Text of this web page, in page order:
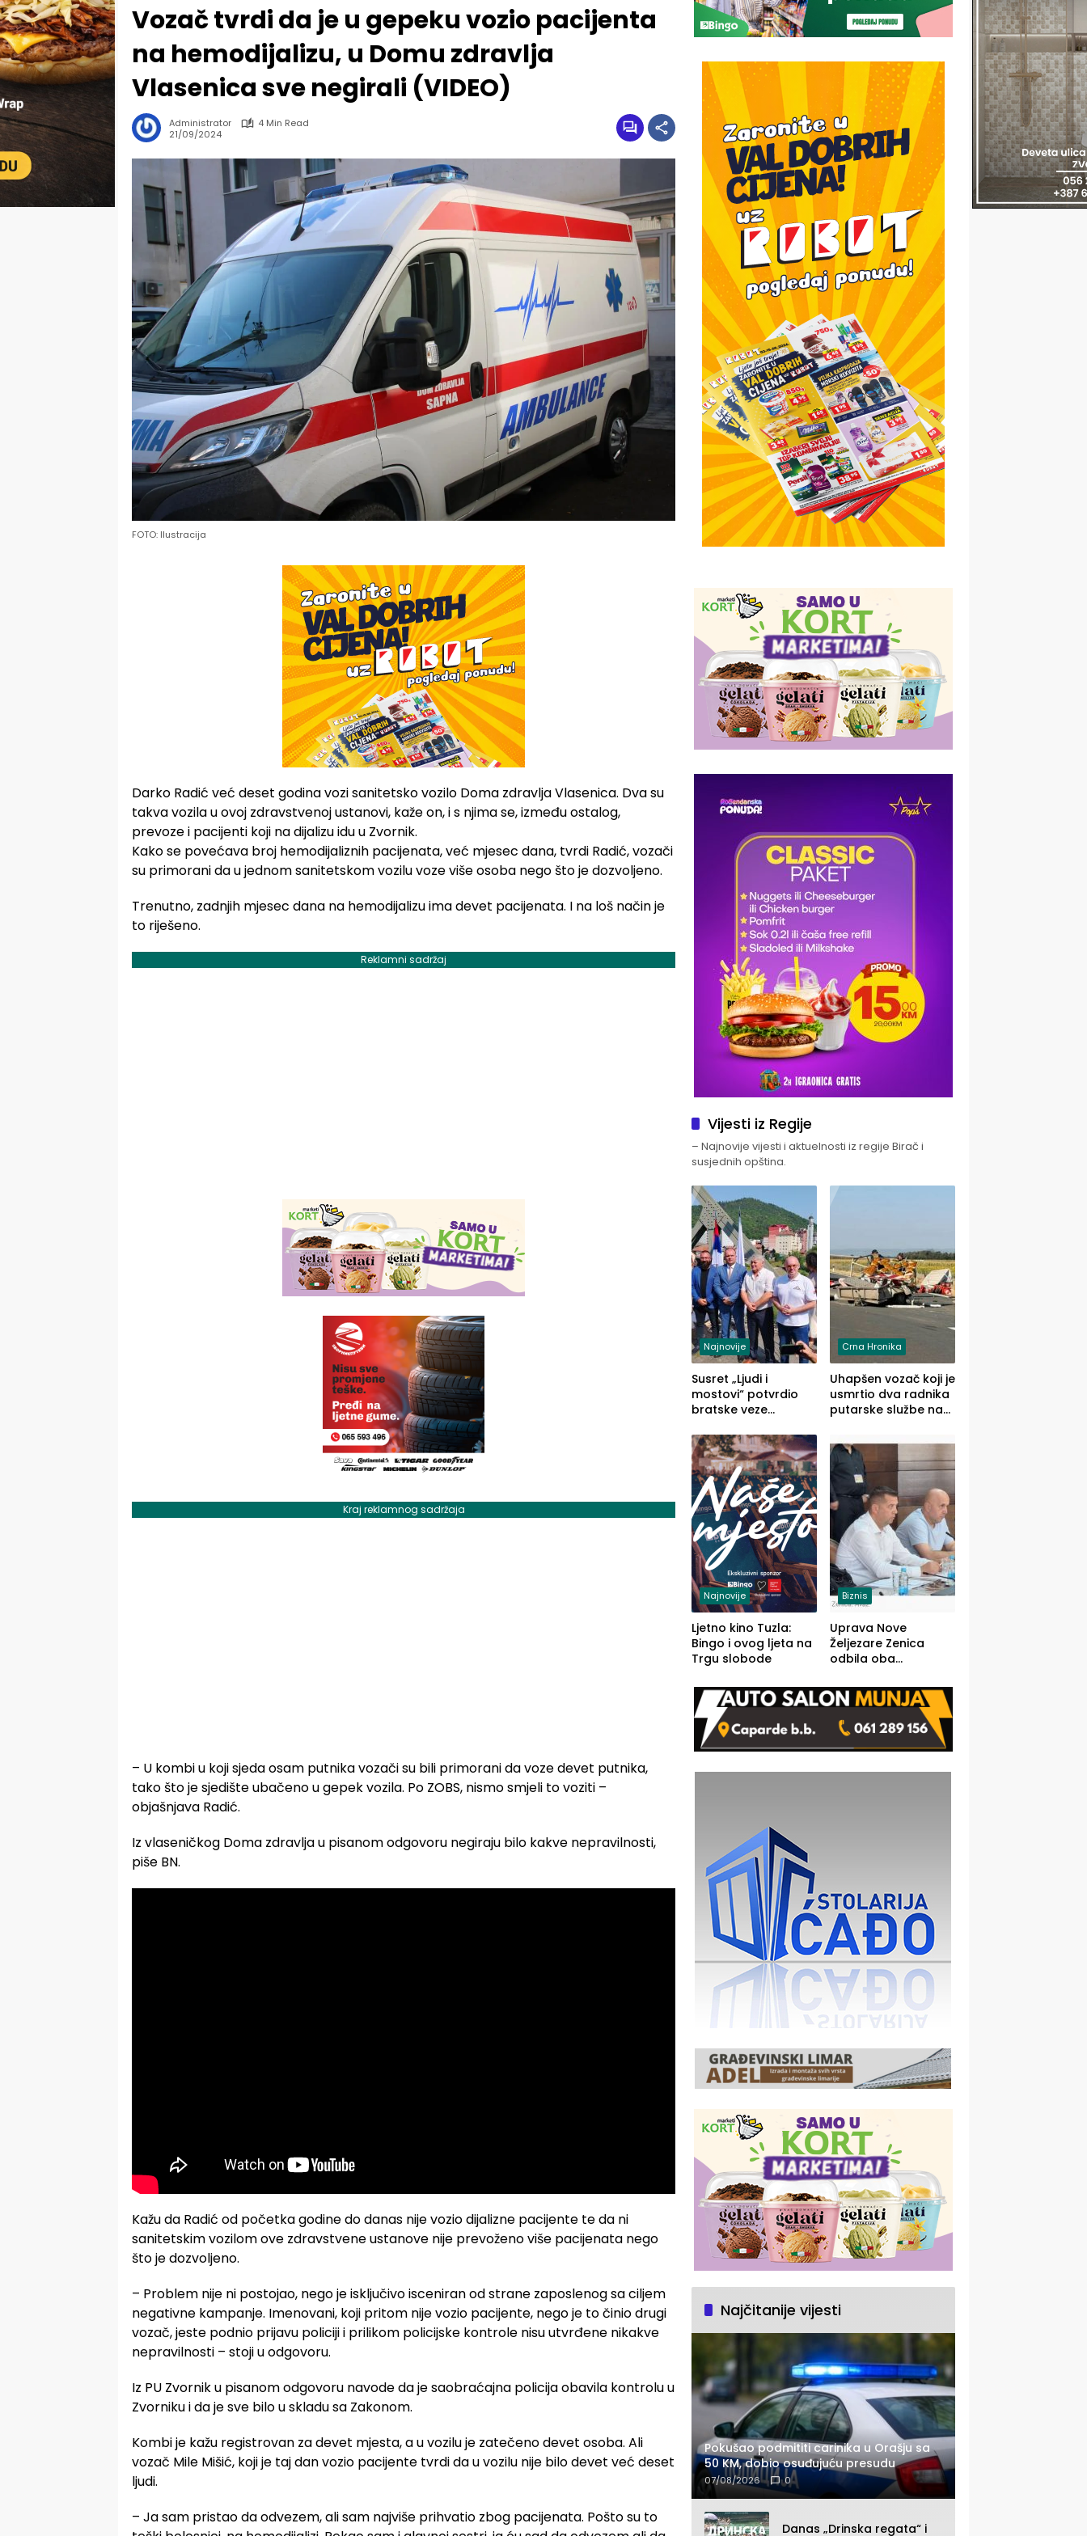
Vozač tvrdi da je u gepeku vozio pacijenta
na hemodijalizu, u Domu zdravlja
Vlasenica sve negirali (VIDEO)
Administrator
4 Min Read
21/09/2024
FOTO: Ilustracija
Darko Radić već deset godina vozi sanitetsko vozilo Doma zdravlja Vlasenica. Dva su
takva vozila u ovoj zdravstvenoj ustanovi, kaže on, i s njima se, između ostalog,
prevoze i pacijenti koji na dijalizu idu u Zvornik.
Kako se povećava broj hemodijaliznih pacijenata, već mjesec dana, tvrdi Radić, vozači
su primorani da u jednom sanitetskom vozilu voze više osoba nego što je dozvoljeno.
Trenutno, zadnjih mjesec dana na hemodijalizu ima devet pacijenata. I na loš način je
to riješeno.
Reklamni sadržaj
Kraj reklamnog sadržaja
– U kombi u koji sjeda osam putnika vozači su bili primorani da voze devet putnika,
tako što je sjedište ubačeno u gepek vozila. Po ZOBS, nismo smjeli to voziti –
objašnjava Radić.
Iz vlaseničkog Doma zdravlja u pisanom odgovoru negiraju bilo kakve nepravilnosti,
piše BN.
Kažu da Radić od početka godine do danas nije vozio dijalizne pacijente te da ni
sanitetskim vozilom ove zdravstvene ustanove nije prevoženo više pacijenata nego
što je dozvoljeno.
– Problem nije ni postojao, nego je isključivo isceniran od strane zaposlenog sa ciljem
negativne kampanje. Imenovani, koji pritom nije vozio pacijente, nego je to činio drugi
vozač, jeste podnio prijavu policiji i prilikom policijske kontrole nisu utvrđene nikakve
nepravilnosti – stoji u odgovoru.
Iz PU Zvornik u pisanom odgovoru navode da je saobraćajna policija obavila kontrolu u
Zvorniku i da je sve bilo u skladu sa Zakonom.
Kombi je kažu registrovan za devet mjesta, a u vozilu je zatečeno devet osoba. Ali
vozač Mile Mišić, koji je taj dan vozio pacijente tvrdi da u vozilu nije bilo devet već deset
ljudi.
– Ja sam pristao da odvezem, ali sam najviše prihvatio zbog pacijenata. Pošto su to
Vijesti iz Regije
– Najnovije vijesti i aktuelnosti iz regije Birač i
susjednih opština.
Najnovije
Susret „Ljudi i
mostovi“ potvrdio
bratske veze
Zvornika
Crna Hronika
Uhapšen vozač koji je
usmrtio dva radnika
putarske službe na
prema Šapcu
(FOTO)
Najnovije
Ljetno kino Tuzla:
Bingo i ovog ljeta na
Trgu slobode
Biznis
Uprava Nove
Željezare Zenica
odbila oba
FBiH: Ustrajni da je
stečaj jedino rješenje
Najčitanije vijesti
Pokušao podmititi carinika u Orašju sa
50 KM, dobio osuđujuću presudu
07/08/2026 0
Danas „Drinska regata“ i